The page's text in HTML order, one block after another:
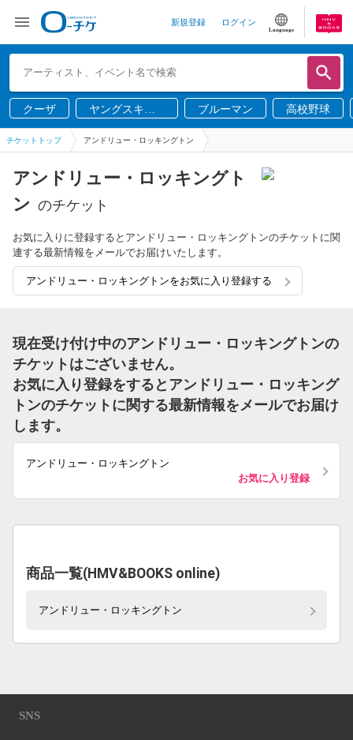
新規登録 ログイン
Language
クーザ
ヤングスキニ
ー
ブルーマン 高校野球
チケットトップ アンドリュー・ロッキングトン
アンドリュー・ロッキングト
ン のチケット
お気に入りに登録するとアンドリュー・ロッキングトンのチケットに関
連する最新情報をメールでお届けいたします。
アンドリュー・ロッキングトンをお気に入り登録する
現在受け付け中のアンドリュー・ロッキングトンの
チケットはございません。
お気に入り登録をするとアンドリュー・ロッキング
トンのチケットに関する最新情報をメールでお届け
します。
アンドリュー・ロッキングトン
お気に入り登録
商品一覧(HMV&BOOKS online)
アンドリュー・ロッキングトン
SNS